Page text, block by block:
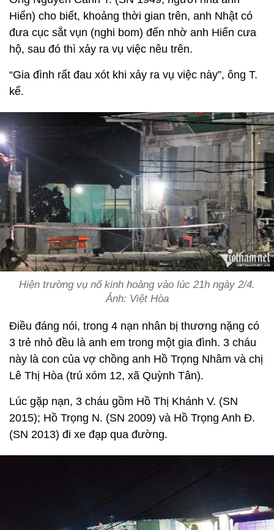
Hiển) cho biết, khoảng thời gian trên, anh Nhật có
đưa cục sắt vụn (nghi bom) đến nhờ anh Hiển cưa
hộ, sau đó thì xảy ra vụ việc nêu trên.
“Gia đình rất đau xót khi xảy ra vụ việc này”, ông T.
kể.
Hiện trường vụ nổ kinh hoàng vào lúc 21h ngày 2/4.
Ảnh: Việt Hòa
Điều đáng nói, trong 4 nạn nhân bị thương nặng có
3 trẻ nhỏ đều là anh em trong một gia đình. 3 cháu
này là con của vợ chồng anh Hồ Trọng Nhâm và chị
Lê Thị Hòa (trú xóm 12, xã Quỳnh Tân).
Lúc gặp nạn, 3 cháu gồm Hồ Thị Khánh V. (SN
2015); Hồ Trọng N. (SN 2009) và Hồ Trọng Anh Đ.
(SN 2013) đi xe đạp qua đường.